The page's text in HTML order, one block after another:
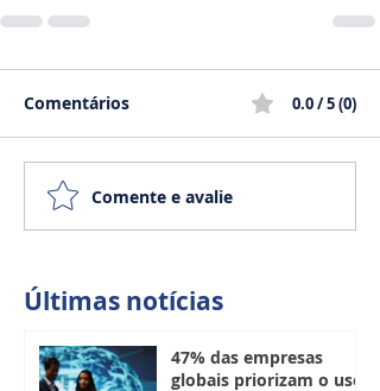
Comentários 0.0 / 5 (0)
Comente e avalie
Últimas notícias
47% das empresas
globais priorizam o uso